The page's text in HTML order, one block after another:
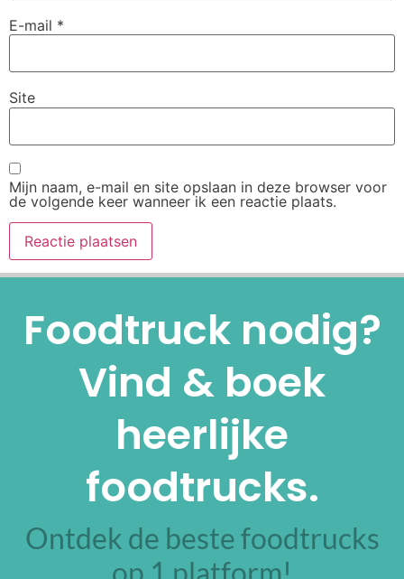
E-mail *
Site
Mijn naam, e-mail en site opslaan in deze browser voor
de volgende keer wanneer ik een reactie plaats.
Foodtruck nodig?
Vind & boek
heerlijke
foodtrucks.
Ontdek de beste foodtrucks